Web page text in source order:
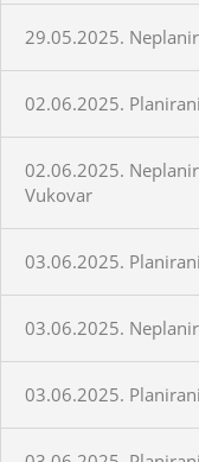
29.05.2025.
02.06.2025.
02.06.2025.
Vukovar
03.06.2025.
03.06.2025.
03.06.2025.